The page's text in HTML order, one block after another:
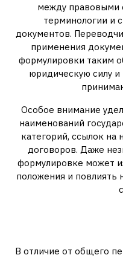
между правовыми
терминологии и
документов.
применения
формулировки таким
юридическую силу
Особое внимание
наименований
категорий, ссылок на
договоров. Даже
формулировке может
положения и повлиять
В отличие от общего